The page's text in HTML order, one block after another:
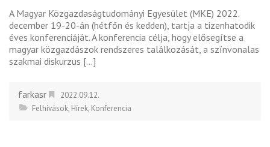
A Magyar Közgazdaságtudományi Egyesület (MKE) 2022.
december 19-20-án (hétfőn és kedden), tartja a tizenhatodik
éves konferenciáját. A konferencia célja, hogy elősegítse a
magyar közgazdászok rendszeres találkozását, a színvonalas
szakmai diskurzus […]
farkasr
2022.09.12.
Felhívások, Hírek, Konferencia